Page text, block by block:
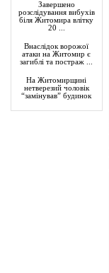
Завершено
розслідування вибухів
біля Житомира влітку
20 ...
Внаслідок ворожої
атаки на Житомир є
загиблі та постраж ...
На Житомирщині
нетверезий чоловік
“замінував” будинок